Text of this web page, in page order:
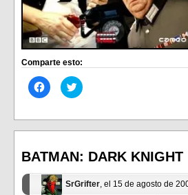
Comparte esto:
Haz
clic
en
(Se
en
una
nueva)
Haz
clic
en
(Se
en
una
nueva)
BATMAN: DARK KNIGHT
SrGrifter , el 15 de agosto de